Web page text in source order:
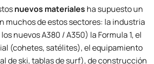
nuevos materiales ha supuesto un
muchos de estos sectores: la industria
nuevos A380 / A350) la Formula 1, el
(cohetes, satélites), el equipamiento
de ski, tablas de surf), de construcción